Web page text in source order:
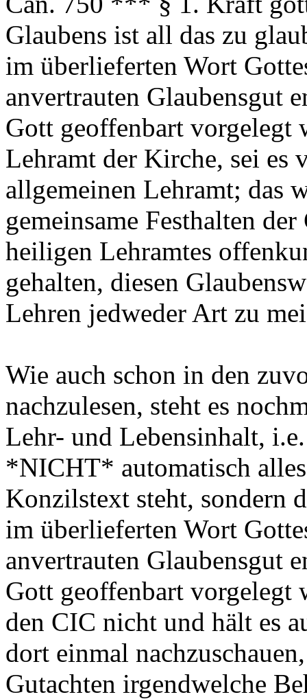
Glaubens ist all das zu
im überlieferten Wort
anvertrauten Glaubensgut
Gott geoffenbart vorgelegt
Lehramt der Kirche, sei es
allgemeinen Lehramt; das
gemeinsame Festhalten
heiligen Lehramtes
gehalten, diesen
Lehren jedweder Art zu
Wie auch schon in den
nachzulesen, steht es
Lehr- und Lebensinhalt,
*NICHT* automatisch
Konzilstext steht, sondern
im überlieferten Wort
anvertrauten Glaubensgut
Gott geoffenbart
den CIC nicht und hält es
dort einmal
Gutachten irgendwelche